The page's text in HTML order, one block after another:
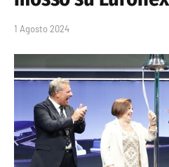
1 Agosto 2024